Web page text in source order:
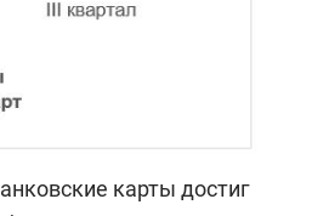
карты достиг